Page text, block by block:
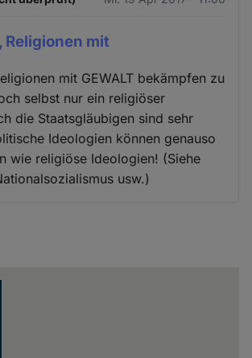
Religionen mit
mit GEWALT bekämpfen zu
selbst nur ein religiöser
die Staatsgläubigen sind sehr
Ideologien können genauso
wie religiöse Ideologien! (Siehe
usw.)